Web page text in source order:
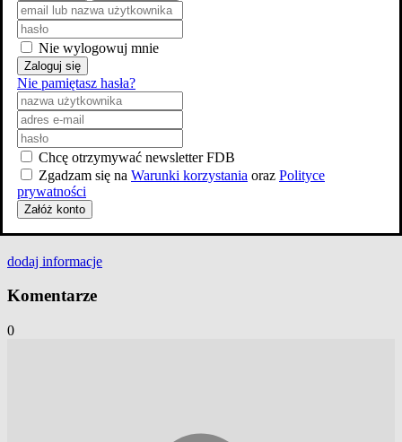
dodaj informacje
Komentarze
0
Nie wylogowuj mnie
Zaloguj się
Nie pamiętasz hasła?
Chcę otrzymywać newsletter FDB
Zgadzam się na Warunki korzystania oraz Polityce
prywatności
Załóż konto